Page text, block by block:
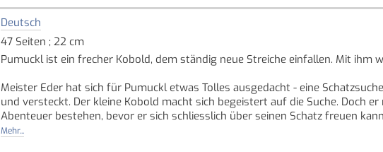
Deutsch
47 Seiten ; 22 cm
Pumuckl ist ein frecher Kobold, dem ständig neue Streiche einfallen. Mit ihm
Meister Eder hat sich für Pumuckl etwas Tolles ausgedacht - eine
und versteckt. Der kleine Kobold macht sich begeistert auf die Suche. Doch
Abenteuer bestehen, bevor er sich schliesslich über seinen Schatz freuen
Mehr...